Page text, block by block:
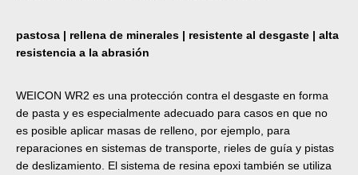
pastosa | rellena de minerales | resistente al desgaste | alta
resistencia a la abrasión
WEICON WR2 es una protección contra el desgaste en forma
de pasta y es especialmente adecuado para casos en que no
es posible aplicar masas de relleno, por ejemplo, para
reparaciones en sistemas de transporte, rieles de guía y pistas
de deslizamiento. El sistema de resina epoxi también se utiliza